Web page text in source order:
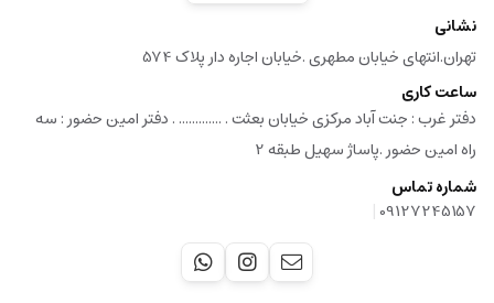
نشانی
تهران.انتهای خیابان مطهری .خیابان اجاره دار پلاک 574
ساعت کاری
دفتر غرب : جنت آباد مرکزی خیابان بعثت . ............. . دفتر امین حضور : سه
راه امین حضور .پاساژ سهیل طبقه 2
شماره تماس
09127245157
|